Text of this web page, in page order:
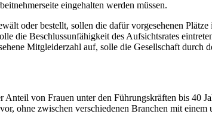
eingehalten werden müssen.
oder bestellt, sollen die dafür vorgesehenen
die Beschlussunfähigkeit des Aufsichtsrates
Mitgleiderzahl auf, solle die Gesellschaft durch
von Frauen unter den Führungskräften bis 40
ohne zwischen verschiedenen Branchen mit